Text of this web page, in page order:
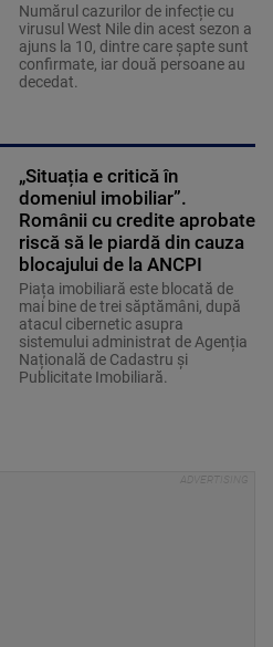
Numărul cazurilor de infecție cu
virusul West Nile din acest sezon a
ajuns la 10, dintre care șapte sunt
confirmate, iar două persoane au
decedat.
„Situația e critică în
domeniul imobiliar”.
Românii cu credite aprobate
riscă să le piardă din cauza
blocajului de la ANCPI
Piața imobiliară este blocată de
mai bine de trei săptămâni, după
atacul cibernetic asupra
sistemului administrat de Agenția
Națională de Cadastru și
Publicitate Imobiliară.